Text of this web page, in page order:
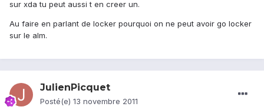
sur xda tu peut aussi t en creer un.
Au faire en parlant de locker pourquoi on ne peut avoir go locker
sur le alm.
JulienPicquet
Posté(e) 13 novembre 2011